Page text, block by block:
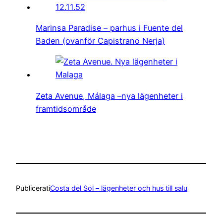
Marinsa Paradise – parhus i Fuente del
Baden (ovanför Capistrano Nerja)
Zeta Avenue, Málaga –nya lägenheter i
framtidsområde
PubliceratiCosta del Sol – lägenheter och hus till salu